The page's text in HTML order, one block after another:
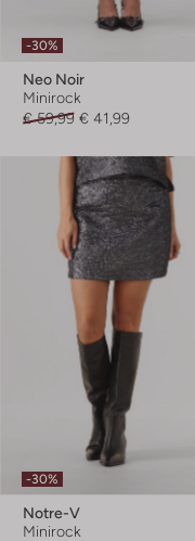
-30%
Neo Noir
Minirock
€ 59,99 € 41,99
-30%
Notre-V
Minirock